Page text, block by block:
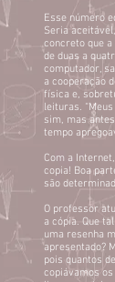
Esse número
Seria
concreto que
de duas a
computador,
a cooperação
física e,
leituras.
sim, mas
tempo
Com a
copia! Boa
são
O professor
a cópia. Que
uma resenha
apresentado?
pois quantos
copiávamos